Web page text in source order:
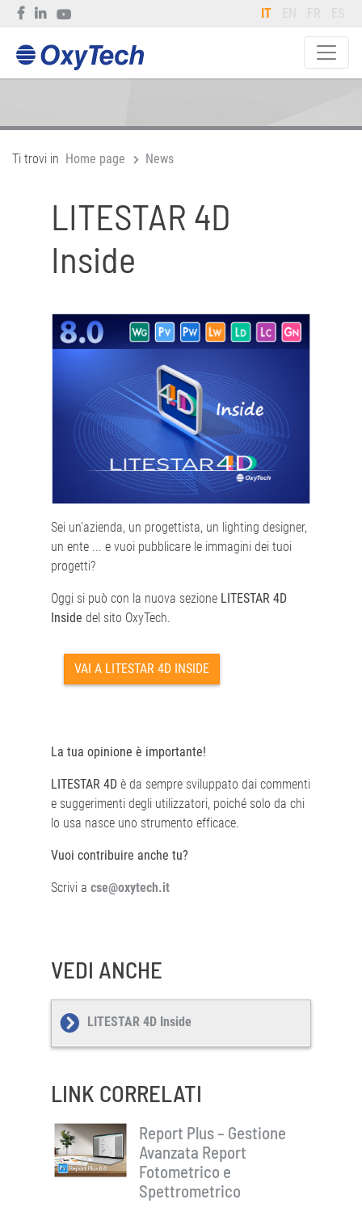
IT EN FR ES
Ti trovi in Home page News
LITESTAR 4D
Inside
Sei un'azienda, un progettista, un lighting designer,
un ente ... e vuoi pubblicare le immagini dei tuoi
progetti?
Oggi si può con la nuova sezione LITESTAR 4D
Inside del sito OxyTech.
VAI A LITESTAR 4D INSIDE
La tua opinione è importante!
LITESTAR 4D è da sempre sviluppato dai commenti
e suggerimenti degli utilizzatori, poiché solo da chi
lo usa nasce uno strumento efficace.
Vuoi contribuire anche tu?
Scrivi a cse@oxytech.it
VEDI ANCHE
LITESTAR 4D Inside
LINK CORRELATI
Report Plus – Gestione
Avanzata Report
Fotometrico e
Spettrometrico